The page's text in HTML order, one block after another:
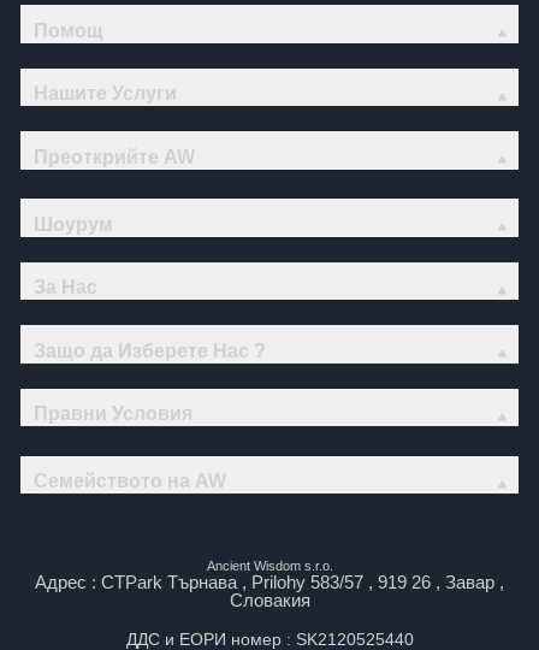
Помощ
Нашите Услуги
Преоткрийте AW
Шоурум
За Нас
Защо да Изберете Нас ?
Правни Условия
Семейството на AW
Ancient Wisdom s.r.o.
Адрес : CTPark Търнава , Prilohy 583/57 , 919 26 , Завар ,
Словакия
ДДС и ЕОРИ номер : SK2120525440